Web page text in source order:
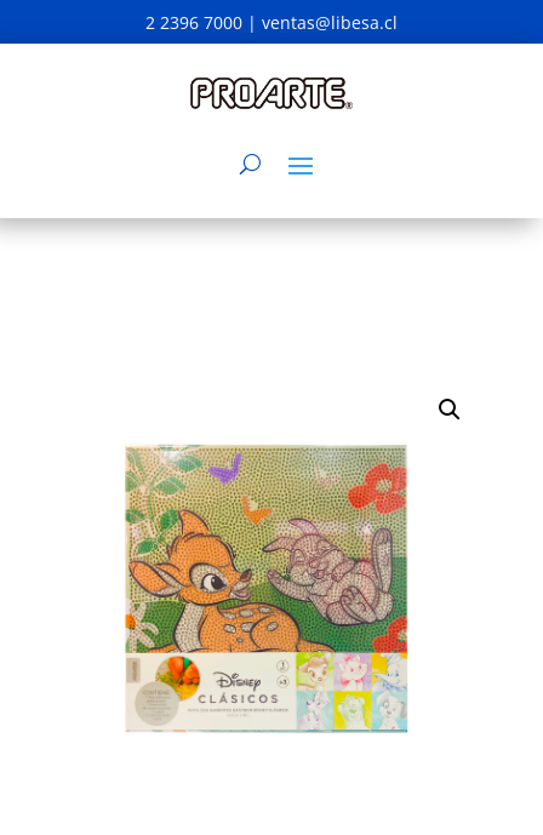
2 2396 7000 | ventas@libesa.cl